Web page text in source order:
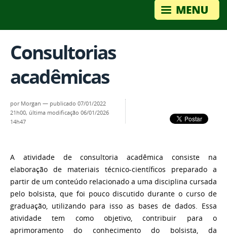
Consultorias
acadêmicas
por Morgan — publicado 07/01/2022
21h00, última modificação 06/01/2026
14h47
A atividade de consultoria acadêmica consiste na
elaboração de materiais técnico-científicos preparado a
partir de um conteúdo relacionado a uma disciplina cursada
pelo bolsista, que foi pouco discutido durante o curso de
graduação, utilizando para isso as bases de dados. Essa
atividade tem como objetivo, contribuir para o
aprimoramento do conhecimento do bolsista, da